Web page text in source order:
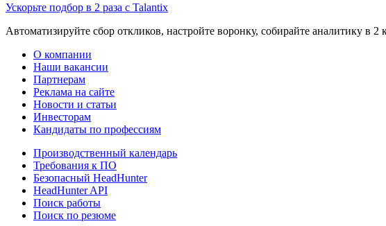
Ускорьте подбор в 2 раза с Talantix
Автоматизируйте сбор откликов, настройте воронку, собирайте аналитику в 2
О компании
Наши вакансии
Партнерам
Реклама на сайте
Новости и статьи
Инвесторам
Кандидаты по профессиям
Производственный календарь
Требования к ПО
Безопасный HeadHunter
HeadHunter API
Поиск работы
Поиск по резюме